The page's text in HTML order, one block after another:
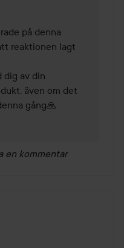
på denna
reaktionen lagt
dig av din
även om det
gång🙏
en kommentar